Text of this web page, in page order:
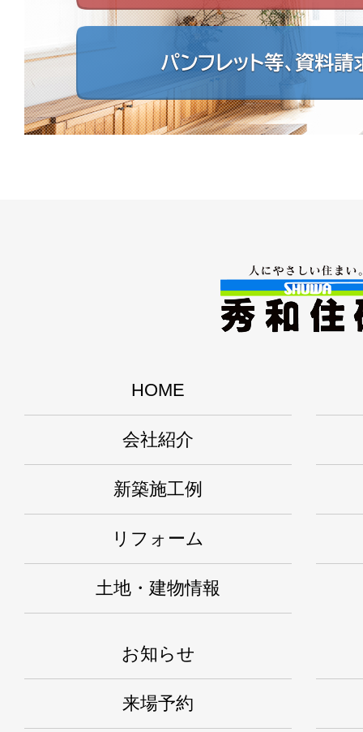
HOME
会社紹介
新築施工例
リフォーム
土地・建物情報
お知らせ
来場予約